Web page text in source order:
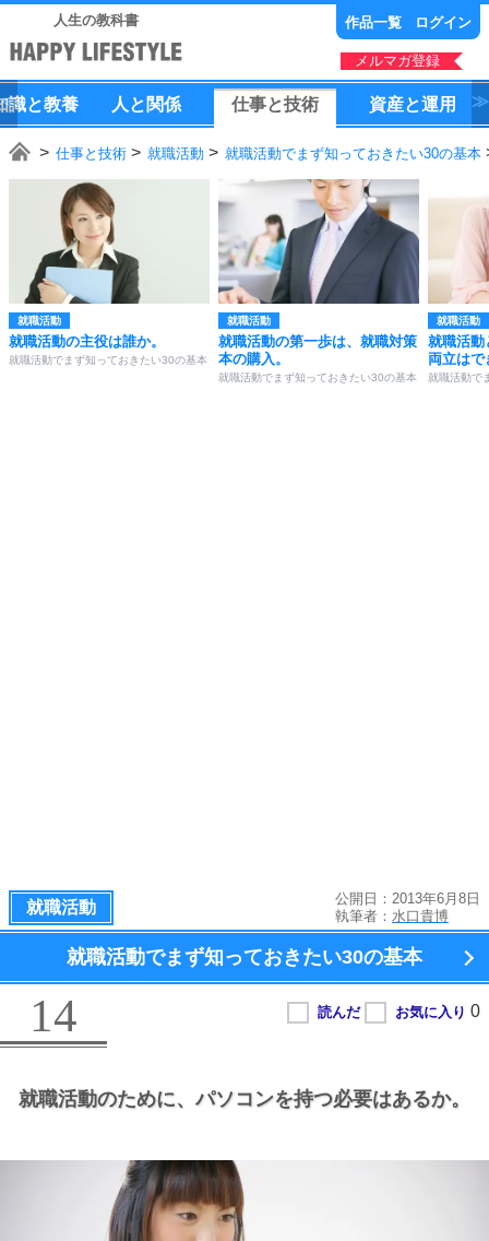
人生の教科書 作品一覧 ログイン
メルマガ登録
識と教養 人 と 関係 仕事と技術 資産と運用
仕事と技術 就職活動 就職活動でまず知っておきたい30の基本
就職活動
就職活動の主役は誰か。
就職活動でまず知っておきたい30の基本
就職活動
就職活動の第一歩は、就職対策
本の購入。
就職活動でまず知っておきたい30の基本
就職活動
就職活動
両立はで
就職活動で
就職活動
公開日：2013年6月8日
執筆者： 水口貴博
就職活動でまず知っておきたい30の基本
14
就職活動のために、パソコンを持つ必要はあるか。